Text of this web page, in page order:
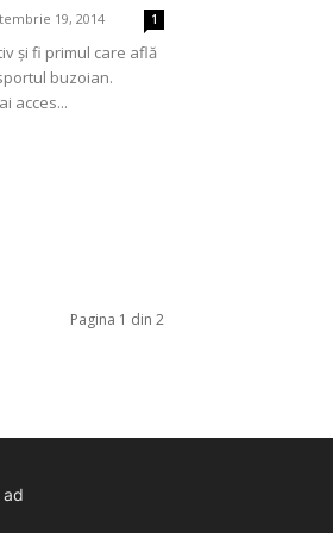
19, 2014 1
şi fi primul care află
buzoian.
acces...
Pagina 1 din 2
ad